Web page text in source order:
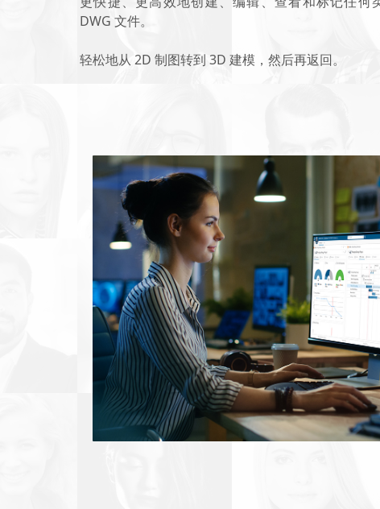
DWG 文件。
轻松地从 2D 制图转到 3D 建模，然后再返回。